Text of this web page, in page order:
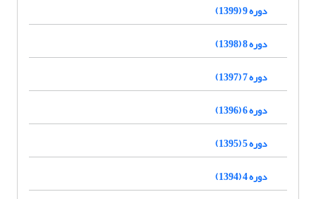
دوره 9 (1399)
دوره 8 (1398)
دوره 7 (1397)
دوره 6 (1396)
دوره 5 (1395)
دوره 4 (1394)